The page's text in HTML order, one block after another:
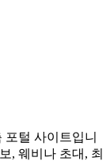
털 사이트입니
, 웨비나 초대, 최